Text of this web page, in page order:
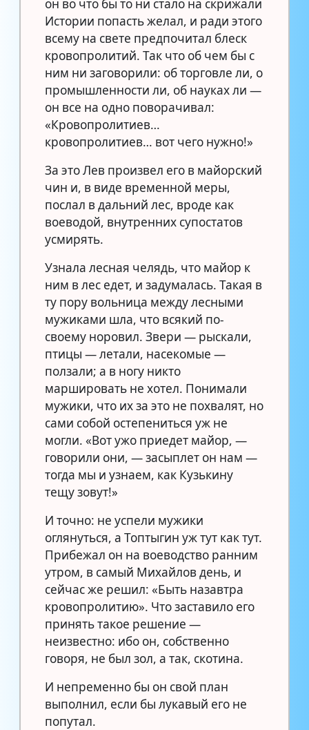
он во что бы то ни стало на скрижали
Истории попасть желал, и ради этого
всему на свете предпочитал блеск
кровопролитий. Так что об чем бы с
ним ни заговорили: об торговле ли, о
промышленности ли, об науках ли —
он все на одно поворачивал:
«Кровопролитиев…
кровопролитиев… вот чего нужно!»
За это Лев произвел его в майорский
чин и, в виде временной меры,
послал в дальний лес, вроде как
воеводой, внутренних супостатов
усмирять.
Узнала лесная челядь, что майор к
ним в лес едет, и задумалась. Такая в
ту пору вольница между лесными
мужиками шла, что всякий по-
своему норовил. Звери — рыскали,
птицы — летали, насекомые —
ползали; а в ногу никто
маршировать не хотел. Понимали
мужики, что их за это не похвалят, но
сами собой остепениться уж не
могли. «Вот ужо приедет майор, —
говорили они, — засыплет он нам —
тогда мы и узнаем, как Кузькину
тещу зовут!»
И точно: не успели мужики
оглянуться, а Топтыгин уж тут как тут.
Прибежал он на воеводство ранним
утром, в самый Михайлов день, и
сейчас же решил: «Быть назавтра
кровопролитию». Что заставило его
принять такое решение —
неизвестно: ибо он, собственно
говоря, не был зол, а так, скотина.
И непременно бы он свой план
выполнил, если бы лукавый его не
попутал.